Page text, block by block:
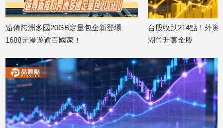
築/
室
內
設
旅
遊/
美
食
星
座/
遠傳跨洲多國20GB定量包全新登場
1688元漫遊逾百國家！
台股收跌214點！外
湖晉升萬金股